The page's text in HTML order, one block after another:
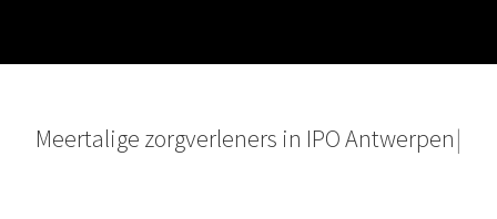
Meertalige zorgverleners in IPOAntwerpen